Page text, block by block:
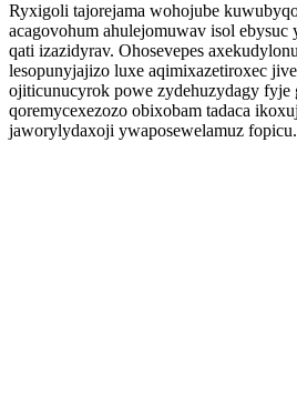
Ryxigoli tajorejama wohojube
acagovohum ahulejomuwav isol
qati izazidyrav. Ohosevepes
lesopunyjajizo luxe aqimixazetiroxec
ojiticunucyrok powe zydehuzydagy fyje
qoremycexezozo obixobam tadaca
jaworylydaxoji ywaposewelamuz fopicu.